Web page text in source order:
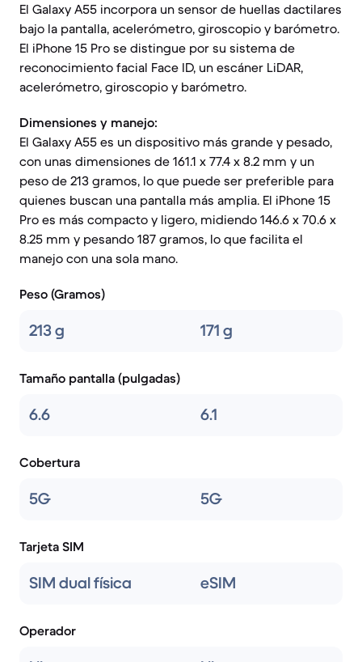
El Galaxy A55 incorpora un sensor de huellas dactilares
bajo la pantalla, acelerómetro, giroscopio y barómetro.
El iPhone 15 Pro se distingue por su sistema de
reconocimiento facial Face ID, un escáner LiDAR,
acelerómetro, giroscopio y barómetro.
Dimensiones y manejo:
El Galaxy A55 es un dispositivo más grande y pesado,
con unas dimensiones de 161.1 x 77.4 x 8.2 mm y un
peso de 213 gramos, lo que puede ser preferible para
quienes buscan una pantalla más amplia. El iPhone 15
Pro es más compacto y ligero, midiendo 146.6 x 70.6 x
8.25 mm y pesando 187 gramos, lo que facilita el
manejo con una sola mano.
Peso (Gramos)
213 g 171 g
Tamaño pantalla (pulgadas)
6.6 6.1
Cobertura
5G 5G
Tarjeta SIM
SIM dual física eSIM
Operador